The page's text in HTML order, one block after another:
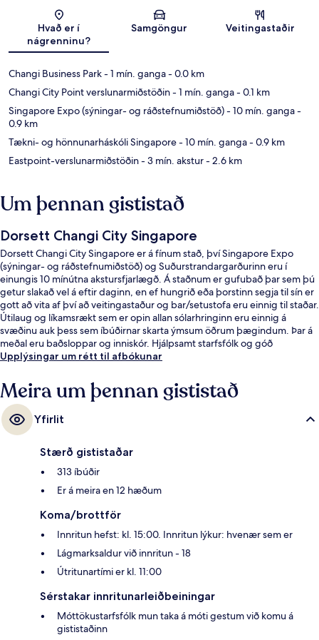
Kort
Hvað er í
nágrenninu?
Samgöngur Veitingastaðir
Changi Business Park- 1 mín. ganga- 0.0 km
Changi City Point verslunarmiðstöðin- 1 mín. ganga- 0.1 km
Singapore Expo (sýningar- og ráðstefnumiðstöð)- 10 mín. ganga-
0.9 km
Tækni- og hönnunarháskóli Singapore- 10 mín. ganga- 0.9 km
Eastpoint-verslunarmiðstöðin- 3 mín. akstur- 2.6 km
Um þennan gististað
Dorsett Changi City Singapore
Dorsett Changi City Singapore er á fínum stað, því Singapore Expo
(sýningar- og ráðstefnumiðstöð) og Suðurstrandargarðurinn eru í
einungis 10 mínútna akstursfjarlægð. Á staðnum er gufubað þar sem þú
getur slakað vel á eftir daginn, en ef hungrið eða þorstinn segja til sín er
gott að vita af því að veitingastaður og bar/setustofa eru einnig til staðar.
Útilaug og líkamsrækt sem er opin allan sólarhringinn eru einnig á
svæðinu auk þess sem íbúðirnar skarta ýmsum öðrum þægindum. Þar á
meðal eru baðsloppar og inniskór. Hjálpsamt starfsfólk og góð
staðsetning eru meðal helstu kosta gististaðarins að mati ferðamanna
almenningssamgöngur: Expo lestarstöðin er í 11 mínútna göngufjarlægð.
Upplýsingar um rétt til afbókunar
Meira um þennan gististað
Yfirlit
Stærð gististaðar
313 íbúðir
Er á meira en 12 hæðum
Koma/brottför
Innritun hefst: kl. 15:00. Innritun lýkur: hvenær sem er
Lágmarksaldur við innritun - 18
Útritunartími er kl. 11:00
Sérstakar innritunarleiðbeiningar
Móttökustarfsfólk mun taka á móti gestum við komu á
gististaðinn